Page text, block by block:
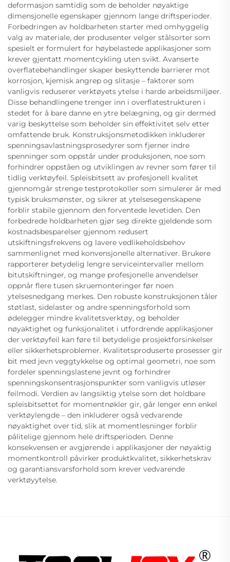
deformasjon samtidig som de beholder nøyaktige
dimensjonelle egenskaper gjennom lange driftsperioder.
Forbedringen av holdbarheten starter med omhyggelig
valg av materiale, der produsenter velger stålsorter som
spesielt er formulert for høybelastede applikasjoner som
krever gjentatt momentcykling uten svikt. Avanserte
overflatebehandlinger skaper beskyttende barrierer mot
korrosjon, kjemisk angrep og slitasje – faktorer som
vanligvis reduserer verktøyets ytelse i harde arbeidsmiljøer.
Disse behandlingene trenger inn i overflatestrukturen i
stedet for å bare danne en ytre belægning, og gir dermed
varig beskyttelse som beholder sin effektivitet selv etter
omfattende bruk. Konstruksjonsmetodikken inkluderer
spenningsavlastningsprosedyrer som fjerner indre
spenninger som oppstår under produksjonen, noe som
forhindrer oppståen og utviklingen av revner som fører til
tidlig verktøyfeil. Spleisbitsett av profesjonell kvalitet
gjennomgår strenge testprotokoller som simulerer år med
typisk bruksmønster, og sikrer at ytelsesegenskapene
forblir stabile gjennom den forventede levetiden. Den
forbedrede holdbarheten gjør seg direkte gjeldende som
kostnadsbesparelser gjennom redusert
utskiftningsfrekvens og lavere vedlikeholdsbehov
sammenlignet med konvensjonelle alternativer. Brukere
rapporterer betydelig lengre serviceintervaller mellom
bitutskiftninger, og mange profesjonelle anvendelser
oppnår flere tusen skruemonteringer før noen
ytelsesnedgang merkes. Den robuste konstruksjonen tåler
støtlast, sidelaster og andre spenningsforhold som
ødelegger mindre kvalitetsverktøy, og beholder
nøyaktighet og funksjonalitet i utfordrende applikasjoner
der verktøyfeil kan føre til betydelige prosjektforsinkelser
eller sikkerhetsproblemer. Kvalitetsproduserte prosesser gir
bit med jevn veggtykkelse og optimal geometri, noe som
fordeler spenningslastene jevnt og forhindrer
spenningskonsentrasjonspunkter som vanligvis utløser
feilmodi. Verdien av langsiktig ytelse som det holdbare
spleisbitsettet for momentnøkler gir, går lenger enn enkel
verktøylengde – den inkluderer også vedvarende
nøyaktighet over tid, slik at momentlesninger forblir
pålitelige gjennom hele driftsperioden. Denne
konsekvensen er avgjørende i applikasjoner der nøyaktig
momentkontroll påvirker produktkvalitet, sikkerhetskrav
og garantiansvarsforhold som krever vedvarende
verktøyytelse.